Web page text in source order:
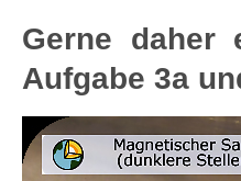
Gerne daher
Aufgabe 3a